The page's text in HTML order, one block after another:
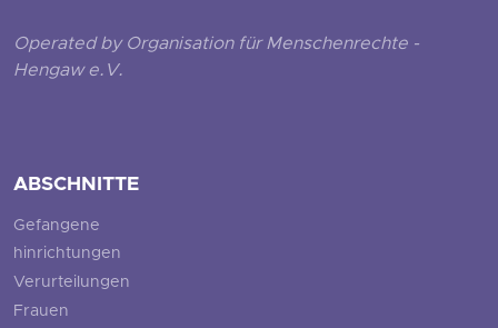
Operated by Organisation für Menschenrechte -
Hengaw e.V.
ABSCHNITTE
Gefangene
hinrichtungen
Verurteilungen
Frauen